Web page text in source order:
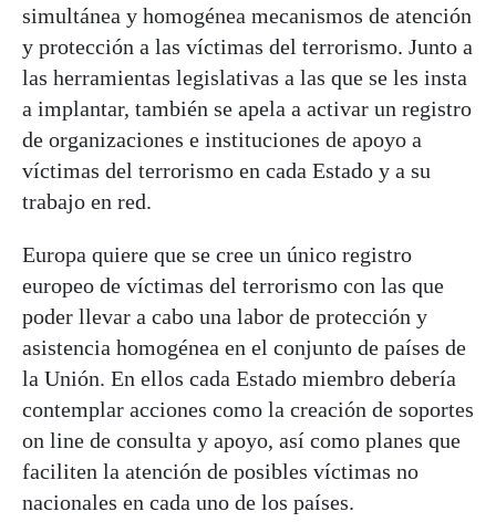
simultánea y homogénea mecanismos de atención
y protección a las víctimas del terrorismo. Junto a
las herramientas legislativas a las que se les insta
a implantar, también se apela a activar un registro
de organizaciones e instituciones de apoyo a
víctimas del terrorismo en cada Estado y a su
trabajo en red.
Europa quiere que se cree un único registro
europeo de víctimas del terrorismo con las que
poder llevar a cabo una labor de protección y
asistencia homogénea en el conjunto de países de
la Unión. En ellos cada Estado miembro debería
contemplar acciones como la creación de soportes
on line de consulta y apoyo, así como planes que
faciliten la atención de posibles víctimas no
nacionales en cada uno de los países.